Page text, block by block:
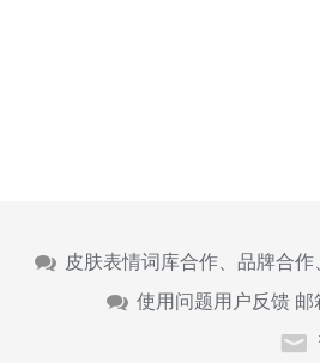
皮肤表情词库合作、品牌合
使用问题用户反馈 邮